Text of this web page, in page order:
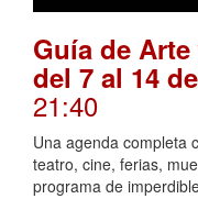
Guía de
del 7 al 14
21:40
Una agenda completa
teatro, cine, ferias,
programa de